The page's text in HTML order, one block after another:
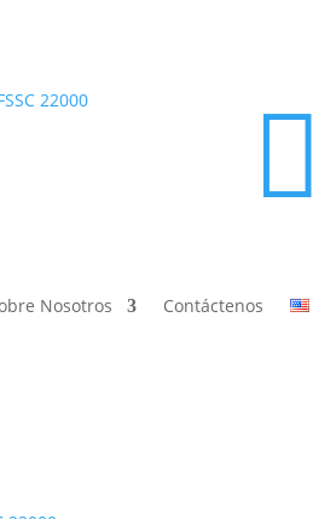

Nosotros Contáctenos